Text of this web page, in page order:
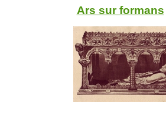
Ars sur formans